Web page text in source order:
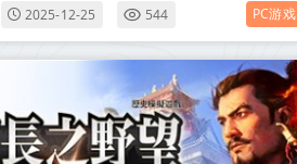
2025-12-25 544 PC游戏